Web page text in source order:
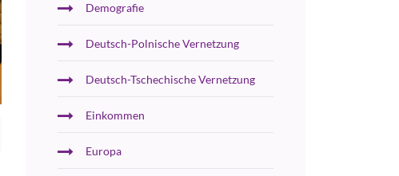
Demografie
Deutsch-Polnische Vernetzung
Deutsch-Tschechische Vernetzung
Einkommen
Europa